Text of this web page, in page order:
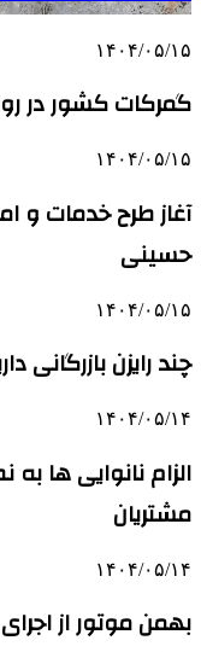
۱۴۰۴/۰۵/۱۵
گمرکات کشور در
۱۴۰۴/۰۵/۱۵
آغاز طرح خدمات و
حسینی
۱۴۰۴/۰۵/۱۵
چند رایزن بازرگانی
۱۴۰۴/۰۵/۱۴
الزام نانوایی ها
مشتریان
۱۴۰۴/۰۵/۱۴